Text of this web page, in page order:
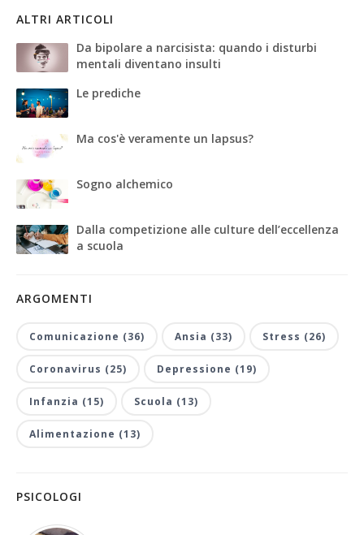
ALTRI ARTICOLI
Da bipolare a narcisista: quando i disturbi
mentali diventano insulti
Le prediche
Ma cos'è veramente un lapsus?
Sogno alchemico
Dalla competizione alle culture dell’eccellenza
a scuola
ARGOMENTI
Comunicazione (36) Ansia (33) Stress (26)
Coronavirus (25) Depressione (19)
Infanzia (15) Scuola (13)
Alimentazione (13)
PSICOLOGI